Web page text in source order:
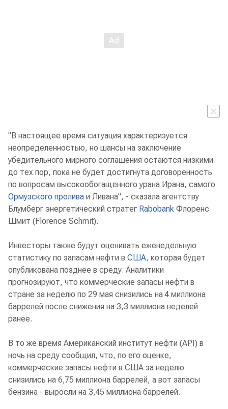
"В настоящее время ситуация характеризуется
неопределенностью, но шансы на заключение
убедительного мирного соглашения остаются низкими
до тех пор, пока не будет достигнута договоренность
по вопросам высокообогащенного урана Ирана, самого
Ормузского пролива и Ливана", - сказала агентству
Блумберг энергетический стратег Rabobank Флоренс
Шмит (Florence Schmit).
Инвесторы также будут оценивать еженедельную
статистику по запасам нефти в США, которая будет
опубликована позднее в среду. Аналитики
прогнозируют, что коммерческие запасы нефти в
стране за неделю по 29 мая снизились на 4 миллиона
баррелей после снижения на 3,3 миллиона неделей
ранее.
В то же время Американский институт нефти (API) в
ночь на среду сообщил, что, по его оценке,
коммерческие запасы нефти в США за неделю
снизились на 6,75 миллиона баррелей, а вот запасы
бензина - выросли на 3,45 миллиона баррелей.